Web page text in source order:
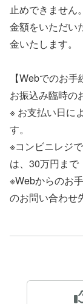
止めできません
金額をいただい
金いたします。
【Webでのお手
お振込み臨時の
※ お支払い日に
す。
※コンビニレジ
は、30万円まで
※Webからのお
のお問い合わせ